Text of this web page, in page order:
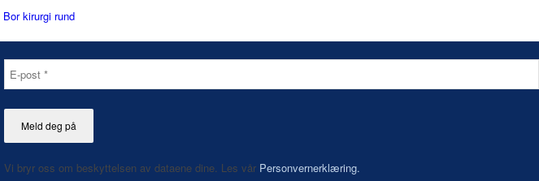
Bor kirurgi rund
Vi bryr oss om beskyttelsen av dataene dine. Les vår Personvernerklæring.